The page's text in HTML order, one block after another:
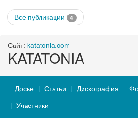
Все публикации 4
Сайт: katatonia.com
KATATONIA
Досье Статьи Дискография
Участники